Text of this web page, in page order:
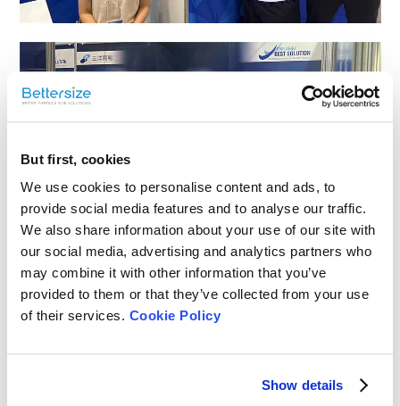
But first, cookies
We use cookies to personalise content and ads, to
provide social media features and to analyse our traffic.
We also share information about your use of our site with
our social media, advertising and analytics partners who
may combine it with other information that you’ve
provided to them or that they’ve collected from your use
of their services. Cookie Policy
Show details